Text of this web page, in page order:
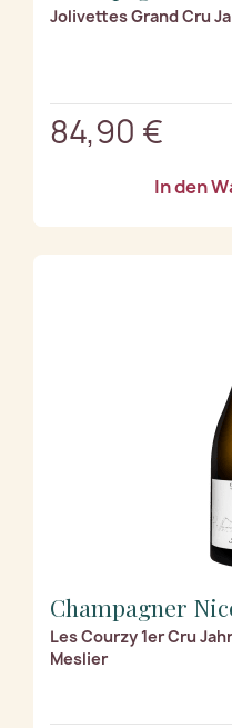
Jolivettes Grand Cru
84,90 €
In den
Champagner
Les Courzy 1er Cru
Meslier